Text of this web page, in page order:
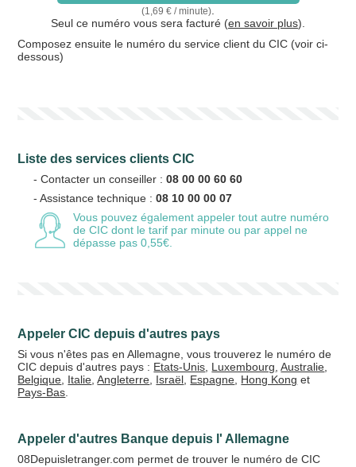
(1,69 € / minute)
Seul ce numéro vous sera facturé (en savoir plus).
Composez ensuite le numéro du service client du CIC (voir ci-
dessous)
Liste des services clients CIC
- Contacter un conseiller :08 00 00 60 60
- Assistance technique :08 10 00 00 07
Vous pouvez également appeler tout autre numéro
de CIC dont le tarif par minute ou par appel ne
dépasse pas 0,55€.
Appeler CIC depuis d'autres pays
Si vous n'êtes pas en Allemagne, vous trouverez le numéro de
CIC depuis d'autres pays : Etats-Unis Luxembourg ,Australie
Belgique Italie ,Angleterre Israël Espagne Hong Kong et
Pays-Bas
Appeler d'autres Banque depuis l' Allemagne
08Depuisletranger.com permet de trouver le numéro de CIC